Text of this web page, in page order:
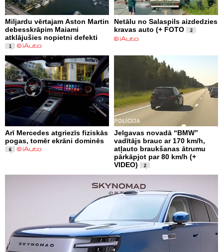
Miljardu vērtajam Aston Martin
debesskrāpim Maiami
atklājušies nopietni defekti
1
Netālu no Salaspils aizdedzies
kravas auto (+ FOTO
2
Arī Mercedes atgriezīs fiziskās
pogas, tomēr ekrāni dominēs
6
Jelgavas novadā “BMW”
vadītājs brauc ar 170 km/h,
atļauto braukšanas ātrumu
pārkāpjot par 80 km/h (+
VIDEO)
2